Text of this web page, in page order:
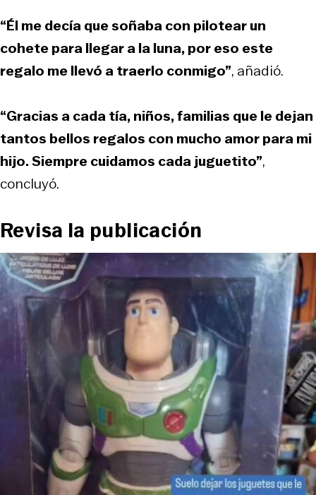
“Él me decía que soñaba con pilotear un
cohete para llegar a la luna, por eso este
regalo me llevó a traerlo conmigo”, añadió.
“Gracias a cada tía, niños, familias que le dejan
tantos bellos regalos con mucho amor para mi
hijo. Siempre cuidamos cada juguetito”,
concluyó.
Revisa la publicación